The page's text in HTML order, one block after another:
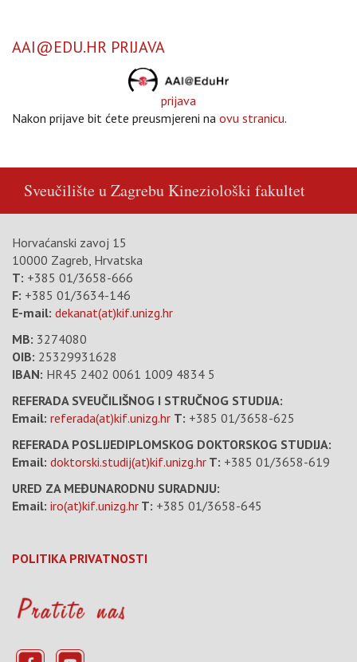
AAI@EDU.HR PRIJAVA
prijava
Nakon prijave bit ćete preusmjereni na ovu stranicu.
Sveučilište u ZagrebuKineziološki fakultet
Horvaćanski zavoj 15
10000 Zagreb, Hrvatska
T: +385 01/3658-666
F: +385 01/3634-146
E-mail: dekanat(at)kif.unizg.hr
MB: 3274080
OIB: 25329931628
IBAN: HR45 2402 0061 1009 4834 5
REFERADA SVEUČILIŠNOG I STRUČNOG STUDIJA:
Email: referada(at)kif.unizg.hr T: +385 01/3658-625
REFERADA POSLIJEDIPLOMSKOG DOKTORSKOG STUDIJA:
Email: doktorski.studij(at)kif.unizg.hr T: +385 01/3658-619
URED ZA MEĐUNARODNU SURADNJU:
Email: iro(at)kif.unizg.hr T: +385 01/3658-645
POLITIKA PRIVATNOSTI